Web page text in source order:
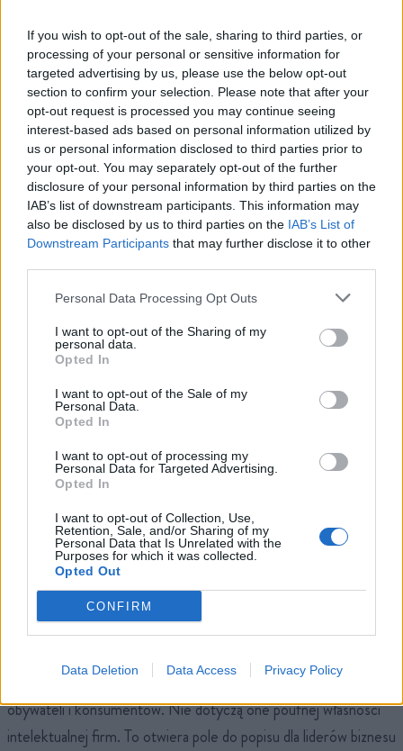
If you wish to opt-out of the sale, sharing to third parties, or
processing of your personal or sensitive information for
targeted advertising by us, please use the below opt-out
section to confirm your selection. Please note that after your
opt-out request is processed you may continue seeing
interest-based ads based on personal information utilized by
us or personal information disclosed to third parties prior to
your opt-out. You may separately opt-out of the further
disclosure of your personal information by third parties on the
IAB’s list of downstream participants. This information may
also be disclosed by us to third parties on the IAB’s List of
Downstream Participants that may further disclose it to other
Personal Data Processing Opt Outs
I want to opt-out of the Sharing of my
personal data.
Opted In
I want to opt-out of the Sale of my
Personal Data.
Opted In
I want to opt-out of processing my
Personal Data for Targeted Advertising.
Opted In
I want to opt-out of Collection, Use,
Retention, Sale, and/or Sharing of my
Personal Data that Is Unrelated with the
Purposes for which it was collected.
Opted Out
CONFIRM
Data Deletion Data Access Privacy Policy
AI jest jednak sprzeczny z intuicją większości korporacyjnych
liderów.Przez dekady firmy budowały swoją przewagę,
traktując dane jak pilnie strzeżony sekret– budowały wokół
nich „fosę”. W erze fizycznego AI ta strategia staje się
samobójstwem.
Żadna europejska firma, nawet tak potężna jak Volkswagen,
Airbus czy Siemens, nie posiada wystarczającej liczby danych,
aby samodzielnie wytrenować sążniste modele fizycznego
świata. Innymi słowy,aby AI zrozumiało fizykę produkcji,
potrzebuje heterogenicznych danych z tysięcy różnych
środowisk, maszyn i scenariuszy.
Świętym Graalem nie jest więc nowa technologia
współpraca. Europa musi przejść od paradygmatu
„ochrony
danych” do paradygmatu „współdzielenia danych
przemysłowych”. Jeśli producenci samochodów połączyliby
dane ze swoich łańcuchów dostaw, mogliby zbudować systemy
przestrzenie danych pozwoliłyby na tworzenie symulacji
sytuacji,które w świecie rzeczywistym są zbyt niebezpieczne
lub kosztowne do przetestowania.
Co ciekawe,europejskie regulacje – często krytykowane
. RODO i AI Act skupiają się na ochronie danych
obywateli i konsumentów. Nie dotyczą one poufnej własności
intelektualnej firm. To otwiera pole do popisu dla liderów biznesu